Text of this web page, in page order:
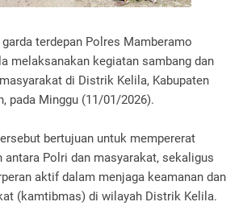
terdepan Polres Mamberamo
melaksanakan kegiatan sambang dan
di Distrik Kelila, Kabupaten
pada Minggu (11/01/2026).
bertujuan untuk mempererat
antara Polri dan masyarakat, sekaligus
aktif dalam menjaga keamanan dan
(kamtibmas) di wilayah Distrik Kelila.